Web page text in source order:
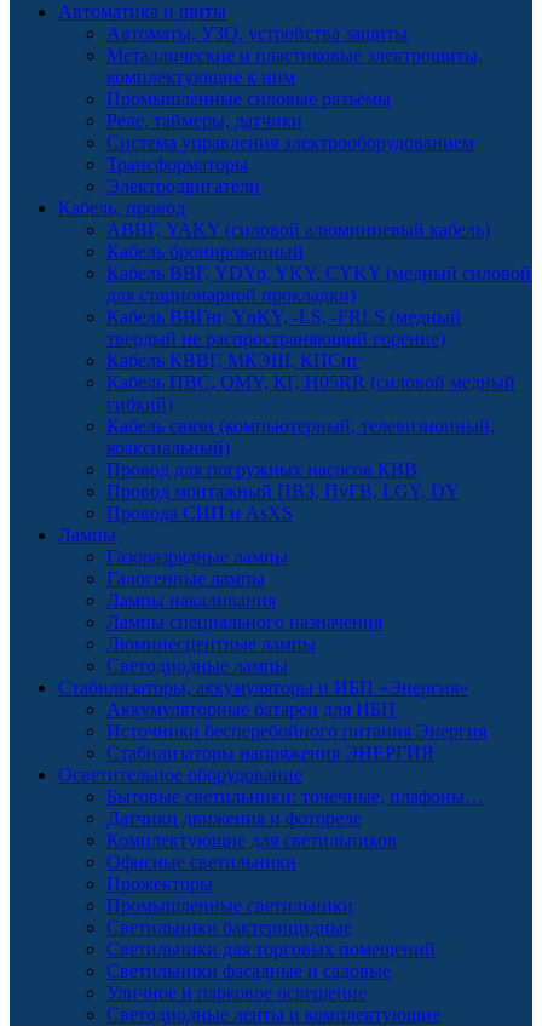
Автоматика и щиты
Автоматы, УЗО, устройства защиты
Металлические и пластиковые электрощиты,
комплектующие к ним
Промышленные силовые разъёмы
Реле, таймеры, датчики
Система управления электрооборудованием
Трансформаторы
Электродвигатели
Кабель, провод
АВВГ, YAKY (силовой алюминиевый кабель)
Кабель бронированный
Кабель ВВГ, YDYp, YKY, CYKY (медный силовой
для стационарной прокладки)
Кабель ВВГнг, YnKY, -LS, -FRLS (медный
твердый не распространяющий горение)
Кабель КВВГ, МКЭШ, КПСнг
Кабель ПВС, OMY, КГ, H05RR (силовой медный
гибкий)
Кабель связи (компьютерный, телевизионный,
коаксиальный)
Провод для погружных насосов КВВ
Провод монтажный ПВЗ, ПуГВ, LGY, DY
Провода СИП и AsXS
Лампы
Газоразрядные лампы
Галогенные лампы
Лампы накаливания
Лампы специального назначения
Люминесцентные лампы
Светодиодные лампы
Стабилизаторы, аккумуляторы и ИБП «Энергия»
Аккумуляторные батареи для ИБП
Источники бесперебойного питания Энергия
Стабилизаторы напряжения ЭНЕРГИЯ
Осветительное оборудование
Бытовые светильники: точечные, плафоны…
Датчики движения и фотореле
Комплектующие для светильников
Офисные светильники
Прожекторы
Промышленные светильники
Светильники бактерицидные
Светильники для торговых помещений
Светильники фасадные и садовые
Уличное и парковое освещение
Светодиодные ленты и комплектующие